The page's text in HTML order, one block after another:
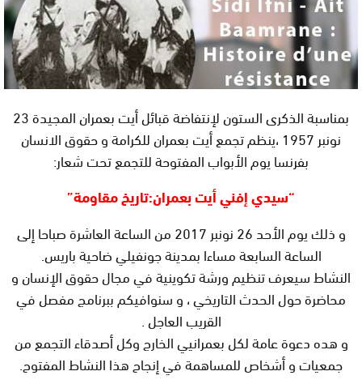
بمناسبة الذكرى الستون لإنتفاضة قبائل أيت بعمران المجيدة 23
نونبر 1957 ،ينظم تجمع أيت بعمران للكرامة و حقوق الانسان
بفرنسا يوم الأبواب المفتوحة للتجمع تحت شعار:
“سيدي إفني أيت بعمران:تاريخ مقاومة”
و ذلك يوم الأحد 26 نونبر 2017 من الساعة العاشرة صباحا إلى
الساعة السابعة مساءا بمدينة جونفيلي ضاحية باريس.
النشاط سيعرف تنظيم ورشة تكوينية في مجال حقوق الإنسان و
محاضرة حول الحدث التاريخي ، و سنوافيكم ببرنامج مفصل في
القريب العاجل .
و هده دعوة عامة لكل بعمرانيي الخارج وكل أصدقاء التجمع من
جمعيات و أشخاص للمساهمة في إنجاح هذا النشاط المفتوح.